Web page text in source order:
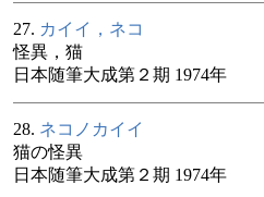
27. カイイ，ネコ
怪異，猫
日本随筆大成第２期 1974年
28. ネコノカイイ
猫の怪異
日本随筆大成第２期 1974年